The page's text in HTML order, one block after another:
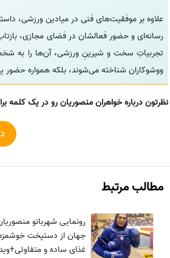
علاوه بر موفقیت‌های فنی در میادین ورزشی،
رسانه‌ای و حضور فعالشان در فضای مجازی،
تجربیاتِ سخت و شیرینِ ورزشی، آن‌ها را به
ووشوکاران شناخته می‌شوند، بلکه همواره حضور
نظرتون درباره خواهران منصوریان رو در یک کلمه
مطالب مرتبط
رونمایی شهربانو
جهان از دستپخت
غذای ساده و